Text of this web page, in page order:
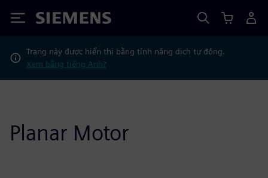
Siemens
Trang này được hiển thị bằng tính năng dịch tự động.
Xem bằng tiếng Anh?
Planar Motor